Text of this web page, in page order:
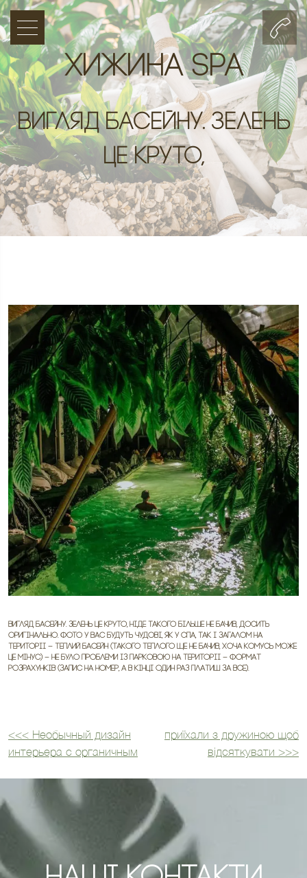
Хижина SPA
Вигляд басейну. Зелень
це круто,
Вигляд басейну. Зелень це круто, ніде такого більше не бачив, досить
оригінально. Фото у вас будуть чудові, як у спа, так і загалом на
території – Теплий басейн (такого теплого ще не бачив, хоча комусь може
це мінус) – Не було проблеми із парковою на території – Формат
розрахунків (запис на номер, а в кінці один раз платиш за все).
Навігація
<<< Необычный дизайн
интерьера с органичным
приїхали з дружиною щоб
відсяткувати >>>